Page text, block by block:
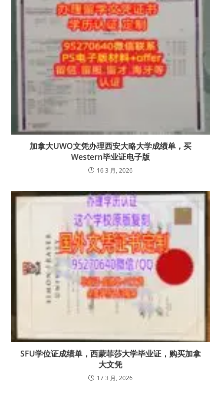
加拿大UWO文凭办理西安大略大学成绩单，买
Western毕业证电子版
16 3 月, 2026
SFU学位证成绩单，西蒙菲莎大学毕业证，购买加拿
大文凭
17 3 月, 2026